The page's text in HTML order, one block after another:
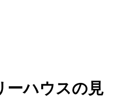
ーハウスの見